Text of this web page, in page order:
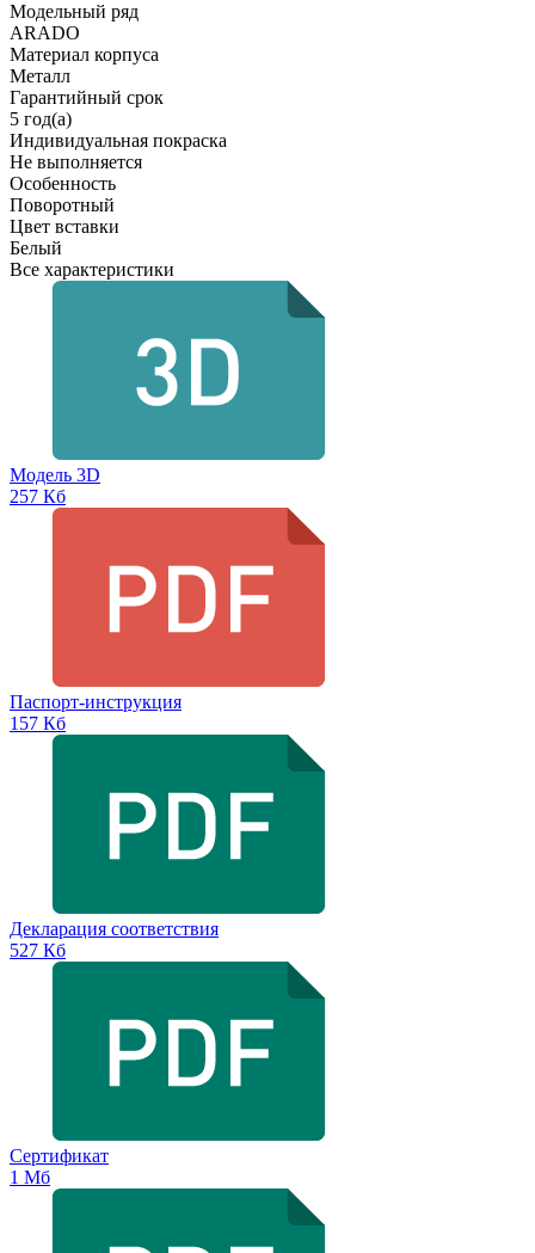
Модельный ряд
ARADO
Материал корпуса
Металл
Гарантийный срок
5 год(а)
Индивидуальная покраска
Не выполняется
Особенность
Поворотный
Цвет вставки
Белый
Все характеристики
Модель 3D
257 Кб
Паспорт-инструкция
157 Кб
Декларация соответствия
527 Кб
Сертификат
1 Мб